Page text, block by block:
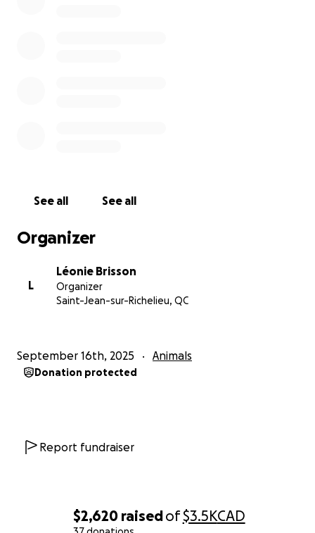
$2,620 raisedof$3.5KCAD
réseaux sociaux
See all See all
Organizer
L
Léonie Brisson
Organizer
Saint-Jean-sur-Richelieu, QC
September 16th, 2025 Animals
Donation protected
Report fundraiser